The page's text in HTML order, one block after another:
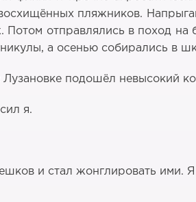
пляжников.
отправлялись в поход
а осенью собирались в
подошёл невысокий
я.
и стал жонглировать ими.